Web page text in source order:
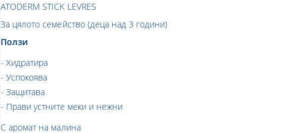
ATODERM STICK LEVRES
За цялото семейство (деца над 3 години)
Ползи
Хидратира
Успокоява
Защитава
Прави устните меки и нежни
С аромат на малина